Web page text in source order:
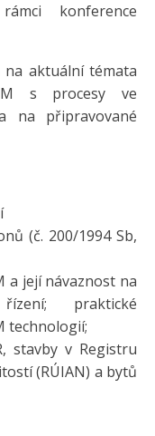
konference
aktuální témata
s procesy ve
na připravované
(č. 200/1994 Sb,
a její návaznost na
praktické
technologií;
stavby v Registru
(RÚIAN) a bytů